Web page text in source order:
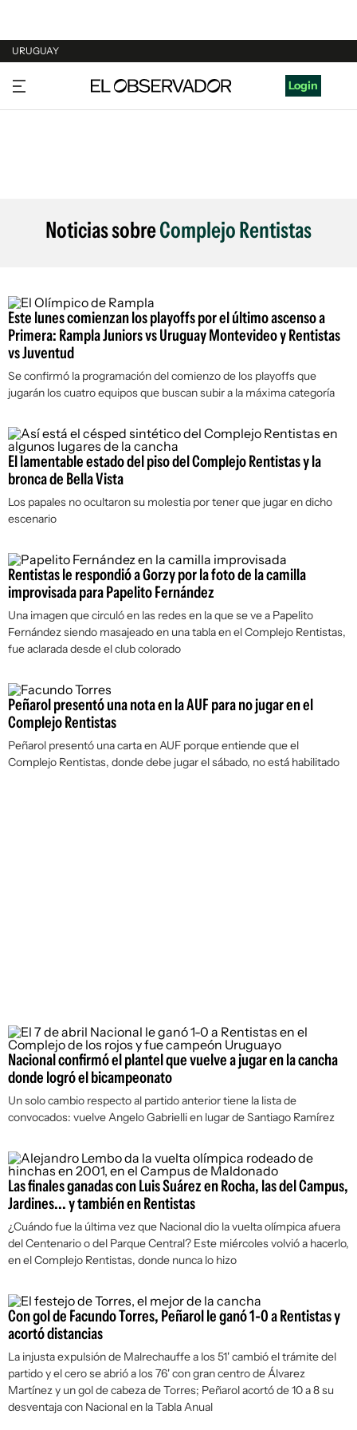
URUGUAY
URUGUAY
ARGENTINA
Login
Noticias sobreComplejo Rentistas
Este lunes comienzan los playoffs por el último ascenso a
Primera: Rampla Juniors vs Uruguay Montevideo y Rentistas
vs Juventud
Se confirmó la programación del comienzo de los playoffs que
jugarán los cuatro equipos que buscan subir a la máxima categoría
El lamentable estado del piso del Complejo Rentistas y la
bronca de Bella Vista
Los papales no ocultaron su molestia por tener que jugar en dicho
escenario
Rentistas le respondió a Gorzy por la foto de la camilla
improvisada para Papelito Fernández
Una imagen que circuló en las redes en la que se ve a Papelito
Fernández siendo masajeado en una tabla en el Complejo Rentistas,
fue aclarada desde el club colorado
Peñarol presentó una nota en la AUF para no jugar en el
Complejo Rentistas
Peñarol presentó una carta en AUF porque entiende que el
Complejo Rentistas, donde debe jugar el sábado, no está habilitado
Nacional confirmó el plantel que vuelve a jugar en la cancha
donde logró el bicampeonato
Un solo cambio respecto al partido anterior tiene la lista de
convocados: vuelve Angelo Gabrielli en lugar de Santiago Ramírez
Las finales ganadas con Luis Suárez en Rocha, las del Campus,
Jardines... y también en Rentistas
¿Cuándo fue la última vez que Nacional dio la vuelta olímpica afuera
del Centenario o del Parque Central? Este miércoles volvió a hacerlo,
en el Complejo Rentistas, donde nunca lo hizo
Con gol de Facundo Torres, Peñarol le ganó 1-0 a Rentistas y
acortó distancias
La injusta expulsión de Malrechauffe a los 51' cambió el trámite del
partido y el cero se abrió a los 76' con gran centro de Álvarez
Martínez y un gol de cabeza de Torres; Peñarol acortó de 10 a 8 su
desventaja con Nacional en la Tabla Anual